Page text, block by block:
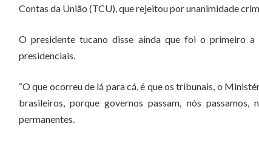
Contas da União (TCU), que rejeitou por unanimidade
O presidente tucano disse ainda que foi o primeiro a
presidenciais.
“O que ocorreu de lá para cá, é que os tribunais, o
brasileiros, porque governos passam, nós
permanentes.